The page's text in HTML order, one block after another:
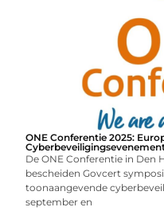
ONE Conferentie 2025:
De ONE Conferentie in Den
bescheiden Govcert
toonaangevende
september en